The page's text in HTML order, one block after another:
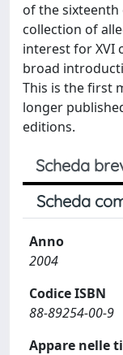
of the sixteenth
collection of
interest for XVI
broad
This is the first
longer
editions.
Scheda
Scheda
Anno
2004
Codice ISBN
88-89254-00-9
Appare nelle